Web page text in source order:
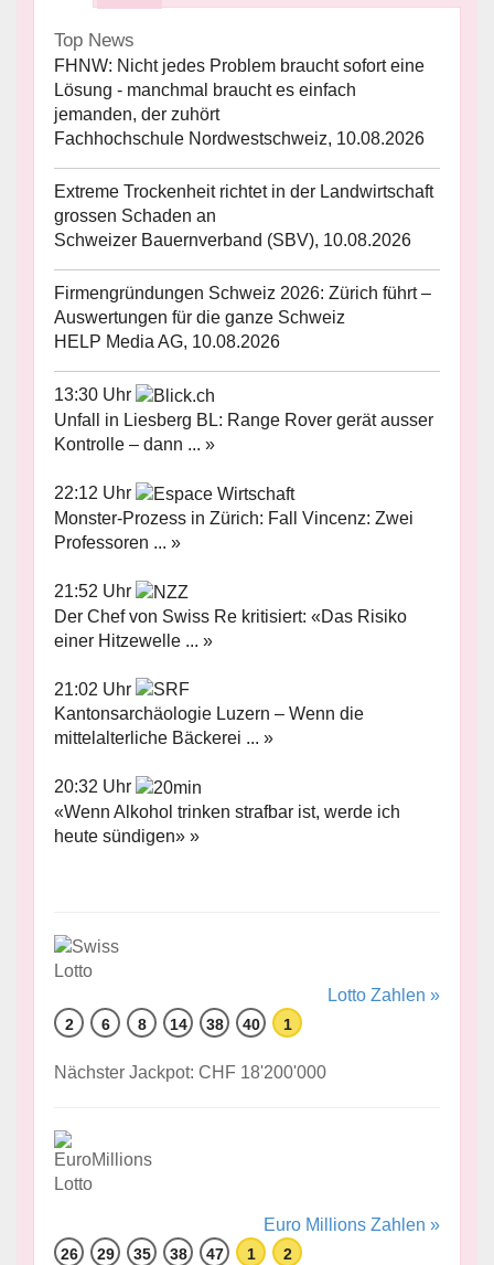
Top News
FHNW: Nicht jedes Problem braucht sofort eine
Lösung - manchmal braucht es einfach
jemanden, der zuhört
Fachhochschule Nordwestschweiz, 10.08.2026
Extreme Trockenheit richtet in der Landwirtschaft
grossen Schaden an
Schweizer Bauernverband (SBV), 10.08.2026
Firmengründungen Schweiz 2026: Zürich führt –
Auswertungen für die ganze Schweiz
HELP Media AG, 10.08.2026
13:30 Uhr
Unfall in Liesberg BL: Range Rover gerät ausser
Kontrolle – dann ... »
22:12 Uhr
Monster-Prozess in Zürich: Fall Vincenz: Zwei
Professoren ... »
21:52 Uhr
Der Chef von Swiss Re kritisiert: «Das Risiko
einer Hitzewelle ... »
21:02 Uhr
Kantonsarchäologie Luzern – Wenn die
mittelalterliche Bäckerei ... »
20:32 Uhr
«Wenn Alkohol trinken strafbar ist, werde ich
heute sündigen» »
Lotto Zahlen »
2 6 8 14 38 40 1
Nächster Jackpot: CHF 18'200'000
Euro Millions Zahlen »
26 29 35 38 47 1 2